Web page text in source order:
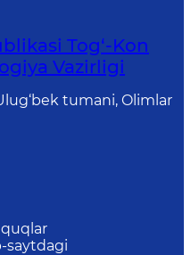
Tog‘-Kon
Vazirligi
tumani, Olimlar
saytdagi